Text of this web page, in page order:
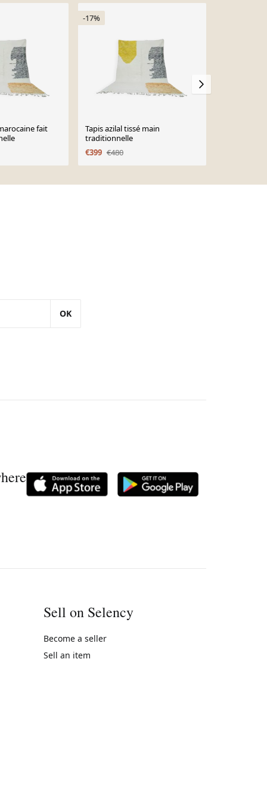
fait
-17%
Tapis azilal tissé main
traditionnelle
€399 €480
OK
Sell on Selency
Become a seller
Sell an item